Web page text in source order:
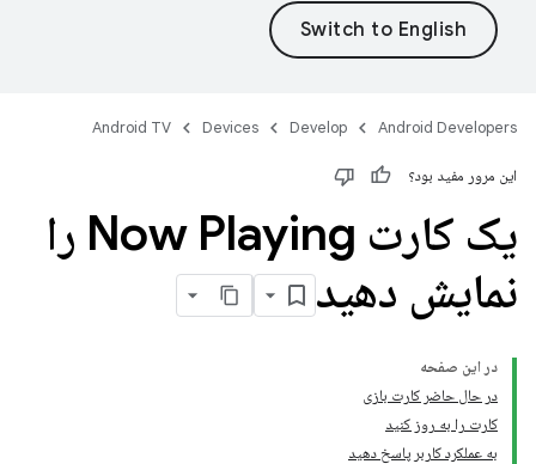
Android Developers
Develop
Devices
Android TV
این مرور مفید بود؟
یک کارت Now Playing را
نمایش دهید
در این صفحه
در حال حاضر کارت بازی
کارت را به روز کنید
به عملکرد کاربر پاسخ دهید